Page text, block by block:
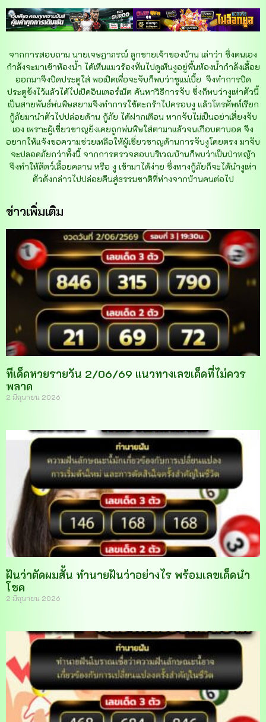
จากการสอบถาม นายเจษฎาภรณ์ ลูกชายเจ้าของบ้าน เล่าว่า ซึ่งตนเอง
กำลังจะมาเข้าห้องน้ำ ได้เห็นแมวร้องหันไปดูเห็นงูอยู่พื้นห้องน้ำกำลังเลื้อย
ออกมาจึงปิดประตูใส่ พอเปิดเพื่อจะจับก็พบว่าชูแม่เบี้ย จึงทำการปิด
ประตูขังไว้แล้วได้ไปเปิดอินเตอร์เน็ต ค้นหาวิธีการจับ ซึ่งก็พบว่างูเห่าตัวนี้
เป็นสายพันธ์พ่นพิษสยามจึงทำการใช้ตะกร้าไปครอบงู แล้วโทรศัพท์เรียก
กู้ภัยมานำตัวไปปล่อยด้าน กู้ภัย ได้ฝากเตือน หากจับไม่เป็นอย่าเสี่ยงจับ
เอง เพราะผู้เชี่ยวชาญยังเคยถูกพ่นพิษใส่ตามาแล้วจนเกือบตาบอด จึง
อยากให้แจ้งขอความช่วยเหลือให้ผู้เชี่ยวชาญด้านการจับงูโดยตรง มาจับ
จะปลอดภัยกว่าทั้งนี้ จากการตรวจสอบบริเวณบ้านก็พบว่าเป็นป่าหญ้า
จึงทำให้สัตว์เลื้อยคลาน หรือ งู เข้ามาได้ง่าย ซึ่งทางกู้ภัยก็จะได้นำงูเห่า
ตัวดังกล่าวไปปล่อยคืนสู่ธรรมชาติที่ห่างจากบ้านคนต่อไป
ข่าวเพิ่มเติม
ทีเด็ดหวยรายวัน 2/06/69 แนวทางเลขเด็ดที่ไม่ควร
พลาด
2 มิถุนายน 2026
ฝันว่าตัดผมสั้น ทำนายฝันว่าอย่างไร พร้อมเลขเด็ดนำ
โชค
2 มิถุนายน 2026